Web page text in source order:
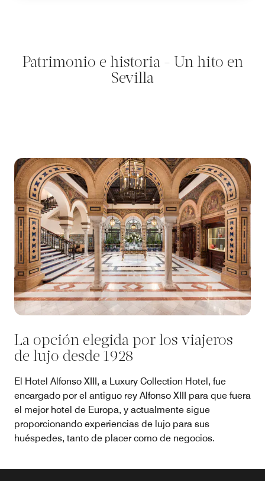
Patrimonio e historia - Un hito en
Sevilla
La opción elegida por los viajeros
de lujo desde 1928
El Hotel Alfonso XIII, a Luxury Collection Hotel, fue
encargado por el antiguo rey Alfonso XIII para que fuera
el mejor hotel de Europa, y actualmente sigue
proporcionando experiencias de lujo para sus
huéspedes, tanto de placer como de negocios.